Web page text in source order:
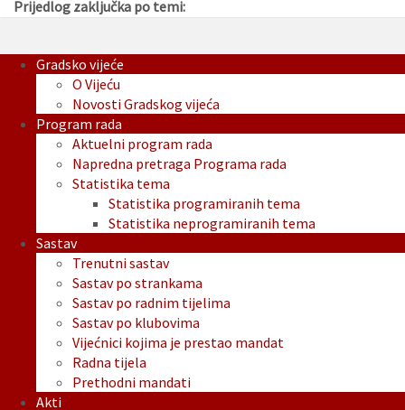
Prijedlog zaključka po temi:
Gradsko vijeće
O Vijeću
Novosti Gradskog vijeća
Program rada
Aktuelni program rada
Napredna pretraga Programa rada
Statistika tema
Statistika programiranih tema
Statistika neprogramiranih tema
Sastav
Trenutni sastav
Sastav po strankama
Sastav po radnim tijelima
Sastav po klubovima
Vijećnici kojima je prestao mandat
Radna tijela
Prethodni mandati
Akti